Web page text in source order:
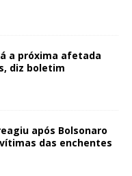
a próxima afetada
diz boletim
após Bolsonaro
das enchentes